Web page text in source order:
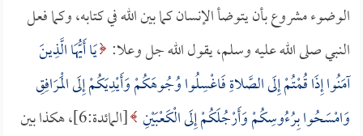
الوضوء مشروع بأن يتوضأ الإنسان كما بين الله في كتابه، وكما فعل
النبي صلى الله عليه وسلم، يقول الله جل وعلا: يَا أَيُّهَا الَّذِينَ
آمَنُوا إِذَا قُمْتُمْ إِلَى الصَّلاةِ فَاغْسِلُوا وُجُوهَكُمْ وَأَيْدِيَكُمْ إِلَى الْمَرَافِقِ
وَامْسَحُوا بِرُءُوسِكُمْ وَأَرْجُلَكُمْ إِلَى الْكَعْبَيْنِ
[المائدة:6]، هكذا بين